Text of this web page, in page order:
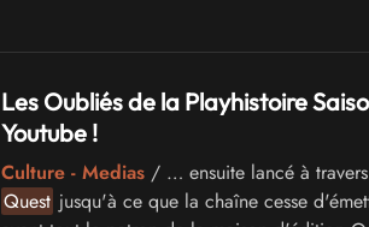
Les Oubliés de la Playhistoire
Youtube !
Culture - Medias/ … ensuite lancé à
Quest jusqu'à ce que la chaîne cesse